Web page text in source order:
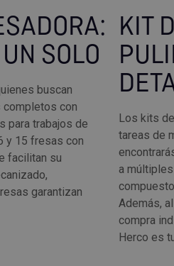
SOLO
buscan
completos con
para trabajos de
y 15 fresas con
facilitan su
garantizan
KIT
Los kits
tareas de
a
Además,
compra
Herco es